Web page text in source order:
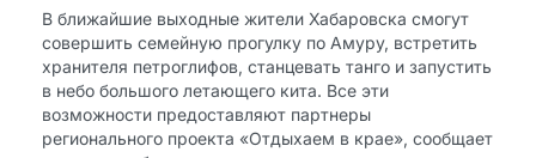
В ближайшие выходные жители Хабаровска смогут
совершить семейную прогулку по Амуру, встретить
хранителя петроглифов, станцевать танго и запустить
в небо большого летающего кита. Все эти
возможности предоставляют партнеры
регионального проекта «Отдыхаем в крае», сообщает